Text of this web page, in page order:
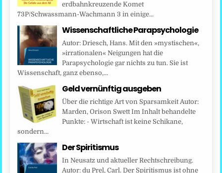
erdbahnkreuzende Komet
73P/Schwassmann-Wachmann 3 in einige...
Wissenschaftliche Parapsychologie
Autor: Driesch, Hans. Mit den »mystischen«,
»irrationalen« Neigungen hat die
Parapsychologie gar nichts zu tun. Sie ist
Wissenschaft, ganz ebenso,...
Geld vernünftig ausgeben
Über die richtige Art von Sparsamkeit Autor:
Marden, Orison Swett Im Inhalt behandelte
Punkte: - Wirtschaft ist keine Schikane,
sondern...
Der Spiritismus
In Neusatz und aktueller Rechtschreibung.
Autor: du Prel, Carl. Der Spiritismus ist ohne